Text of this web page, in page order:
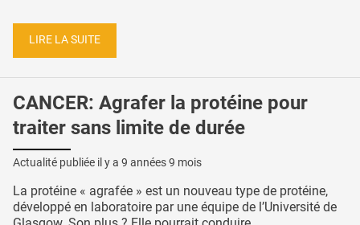
LIRE LA SUITE
CANCER: Agrafer la protéine pour
traiter sans limite de durée
Actualité publiée il y a 9 années 9 mois
La protéine « agrafée » est un nouveau type de protéine,
développé en laboratoire par une équipe de l’Université de